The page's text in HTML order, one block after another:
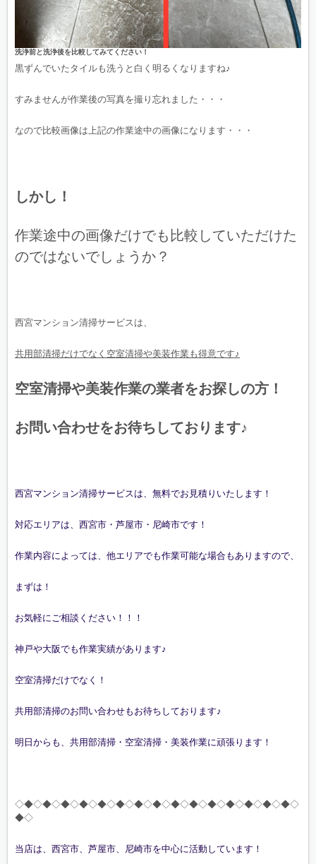
洗浄前と洗浄後を比較してみてください！
黒ずんでいたタイルも洗うと白く明るくなりますね♪
すみませんが作業後の写真を撮り忘れました・・・
なので比較画像は上記の作業途中の画像になります・・・
しかし！
作業途中の画像だけでも比較していただけた
のではないでしょうか？
西宮マンション清掃サービスは、
共用部清掃だけでなく空室清掃や美装作業も得意です♪
空室清掃や美装作業の業者をお探しの方！
お問い合わせをお待ちしております♪
西宮マンション清掃サービスは、無料でお見積りいたします！
対応エリアは、西宮市・芦屋市・尼崎市です！
作業内容によっては、他エリアでも作業可能な場合もありますので、
まずは！
お気軽にご相談ください！！！
神戸や大阪でも作業実績があります♪
空室清掃だけでなく！
共用部清掃のお問い合わせもお待ちしております♪
明日からも、共用部清掃・空室清掃・美装作業に頑張ります！
◇◆◇◆◇◆◇◆◇◆◇◆◇◆◇◆◇◆◇◆◇◆◇◆◇◆◇◆◇◆◇
◆◇
当店は、西宮市、芦屋市、尼崎市を中心に活動しています！